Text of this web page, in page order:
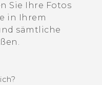
Sie Ihre Fotos
in Ihrem
sämtliche